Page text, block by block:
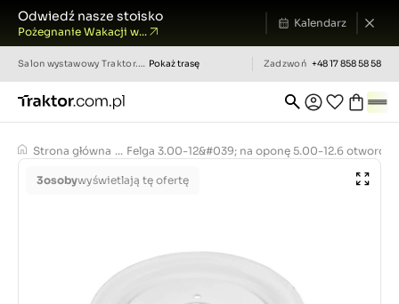
Odwiedź nasze stoisko
Pożegnanie Wakacji w...
Kalendarz
Salon wystawowy Traktor.com.pl Pokaż trasę Zadzwoń +48 17 858 58 58
Strona główna ... Felga 3.00-12&#039; na oponę 5.00-12.6
3osobywyświetlają tę ofertę